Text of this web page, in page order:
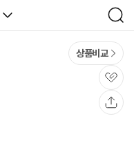
검
색
상품비교
관
심